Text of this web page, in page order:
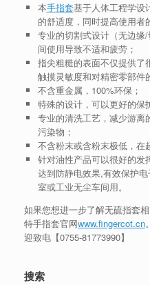
本手指套基于人体工程学设
的舒适度，同时提高使用者
专业的切割式设计（无边缘
间使用导致不适和疲劳；
指尖粗糙的表面不仅提供了
触摸灵敏度和对精密零部件
不含重金属，100%环保；
特殊的设计，可以更好的保
专业的清洗工艺，减少游离
污染物；
不含粉末或含粉末极低，在
针对油性产品可以很好的发
达到防静电效果,有效保护
室或工业无尘车间用。
如果您想进一步了解无硫指套
特手指套官网www.fingercot.cn
迎致电【0755-81773990】
搜索